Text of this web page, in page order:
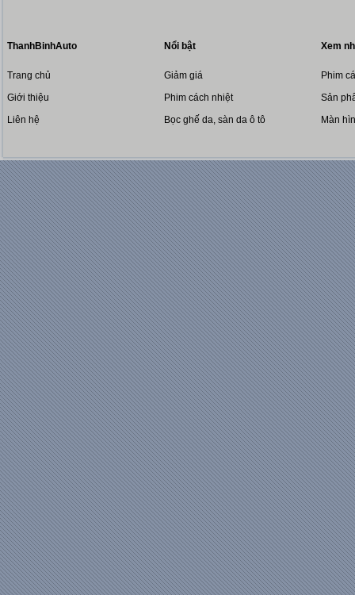
ThanhBinhAuto
Trang chủ
Giới thiệu
Liên hệ
Nổi bật
Giảm giá
Phim cách nhiệt
Bọc ghế da, sàn da ô tô
Xem
Phim
Sản
Màn